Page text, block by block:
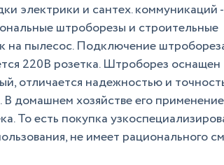
электрики и сантех. коммуникаций
штроборезы и строительные
на пылесос. Подключение
220В розетка. Штроборез оснащен
отличается надежностью и
домашнем хозяйстве его
То есть покупка
не имеет рационального